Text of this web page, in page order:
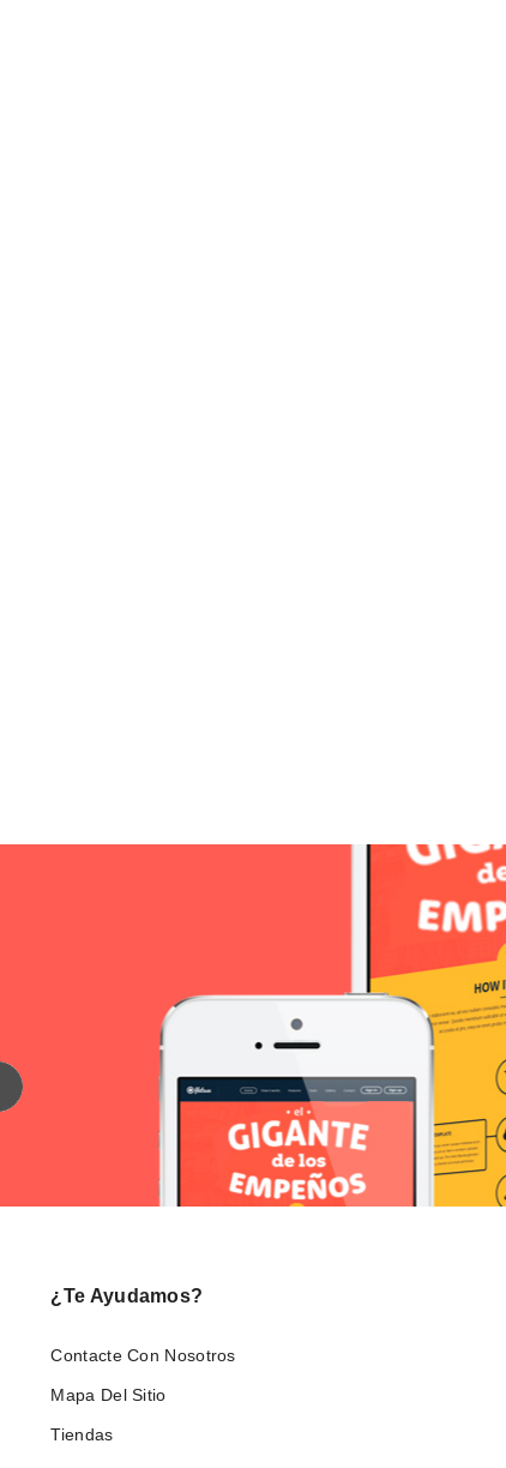
¿Te Ayudamos?
Contacte Con Nosotros
Mapa Del Sitio
Tiendas